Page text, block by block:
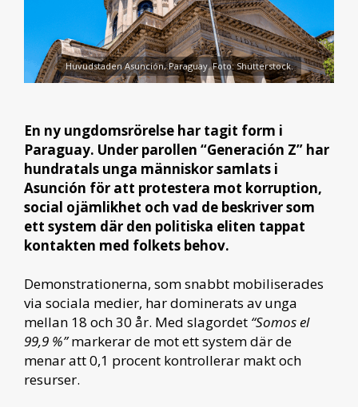
Huvudstaden Asunción, Paraguay. Foto: Shutterstock.
En ny ungdomsrörelse har tagit form i
Paraguay. Under parollen “Generación Z” har
hundratals unga människor samlats i
Asunción för att protestera mot korruption,
social ojämlikhet och vad de beskriver som
ett system där den politiska eliten tappat
kontakten med folkets behov.
Demonstrationerna, som snabbt mobiliserades
via sociala medier, har dominerats av unga
mellan 18 och 30 år. Med slagordet “Somos el
99,9 %”markerar de mot ett system där de
menar att 0,1 procent kontrollerar makt och
resurser.